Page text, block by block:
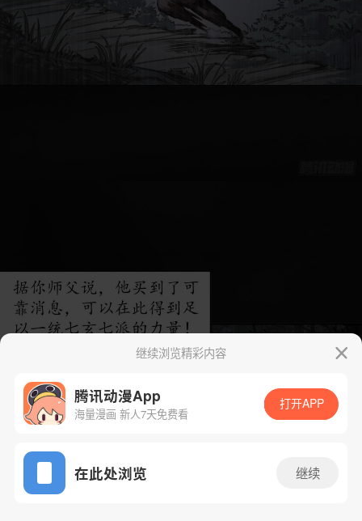
App免费看
继续浏览精彩内容
腾讯动漫App
海量漫画 新人7天免费看
打开APP
在此处浏览 继续